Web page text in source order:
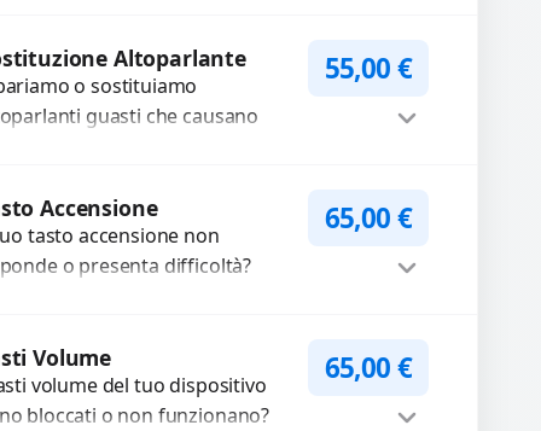
Diagnosi accurata e
di...
Altoparlante
o sostituiamo
guasti che causano
per 3...
55,00€
Accensione
tasto accensione non
o presenta difficoltà?
utilizzando
di...
65,00€
Volume
volume del tuo dispositivo
bloccati o non funzionano?
65,00€